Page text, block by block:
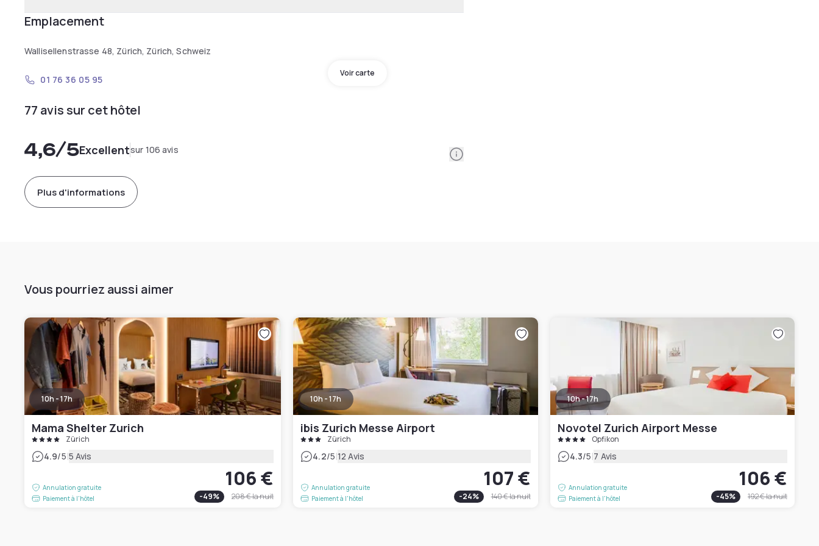
Emplacement
Wallisellenstrasse 48, Zürich, Zürich, Schweiz
Voir carte
01 76 36 05 95
77 avis sur cet hôtel
4,6/5Excellentsur 106 avis Information
Plus d'informations
Vous pourriez aussi aimer
10h - 17h
Mama Shelter Zurich
Zürich
4.9/5|5 Avis
Annulation gratuite
Paiement à l'hôtel
106 €
-49% 208 €la nuit
10h - 17h
ibis Zurich Messe Airport
Zürich
4.2/5|12 Avis
Annulation gratuite
Paiement à l'hôtel
107 €
-24% 140 €la nuit
10h - 17h
Novotel Zurich Airport Messe
Opfikon
4.3/5|7 Avis
Annulation gratuite
Paiement à l'hôtel
106 €
-45% 192 €la nuit